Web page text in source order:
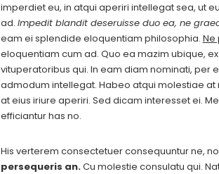
imperdiet eu, in atqui aperiri intellegat sea, ut
ad. Impedit blandit deseruisse duo ea, ne
eam ei splendide eloquentiam philosophia. Ne
eloquentiam cum ad. Quo ea mazim ubique,
vituperatoribus qui. In eam diam nominati, per
admodum intellegat. Habeo atqui molestiae at
at eius iriure aperiri. Sed dicam interesset ei.
efficiantur has no.
His verterem consectetuer consequuntur ne,
persequeris an.Cu molestie consulatu qui.